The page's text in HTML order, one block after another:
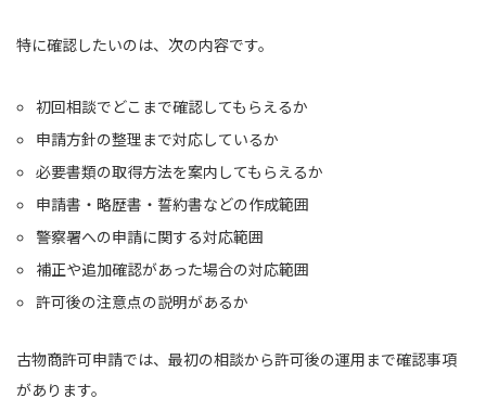
特に確認したいのは、次の内容です。
初回相談でどこまで確認してもらえるか
申請方針の整理まで対応しているか
必要書類の取得方法を案内してもらえるか
申請書・略歴書・誓約書などの作成範囲
警察署への申請に関する対応範囲
補正や追加確認があった場合の対応範囲
許可後の注意点の説明があるか
古物商許可申請では、最初の相談から許可後の運用まで確認事項
があります。